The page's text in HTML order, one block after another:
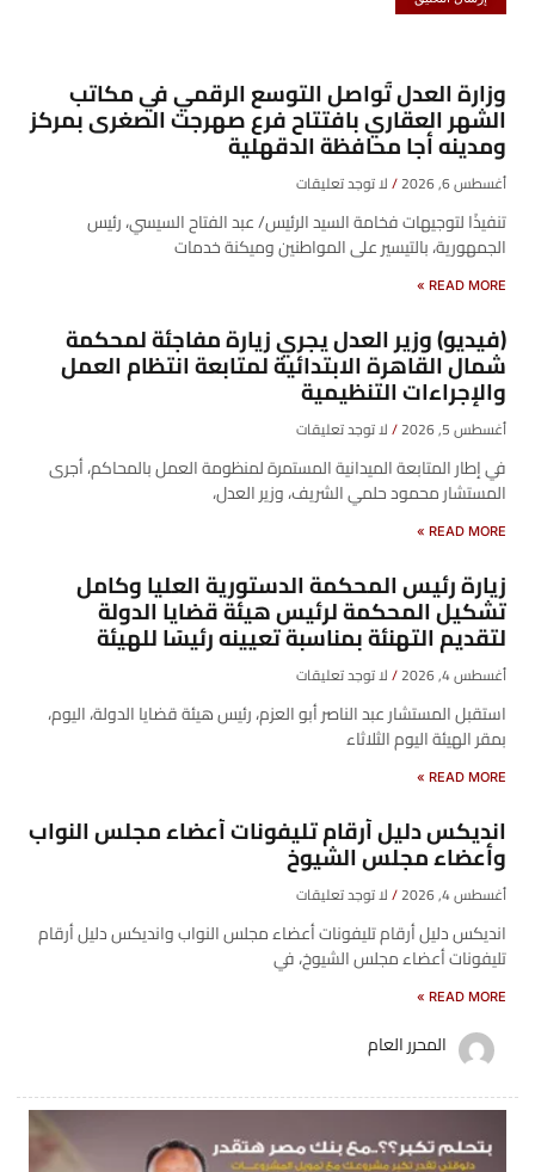
وزارة العدل تُواصل التوسع الرقمي في مكاتب
الشهر العقاري بافتتاح فرع صهرجت الصغرى بمركز
ومدينه أجا محافظة الدقهلية
أغسطس 6, 2026 لا توجد تعليقات
تنفيذًا لتوجيهات فخامة السيد الرئيس/ عبد الفتاح السيسي، رئيس
الجمهورية، بالتيسير على المواطنين وميكنة خدمات
READ MORE »
(فيديو) وزير العدل يجري زيارة مفاجئة لمحكمة
شمال القاهرة الابتدائية لمتابعة انتظام العمل
والإجراءات التنظيمية
أغسطس 5, 2026 لا توجد تعليقات
في إطار المتابعة الميدانية المستمرة لمنظومة العمل بالمحاكم، أجرى
المستشار محمود حلمي الشريف، وزير العدل،
READ MORE »
زيارة رئيس المحكمة الدستورية العليا وكامل
تشكيل المحكمة لرئيس هيئة قضايا الدولة
لتقديم التهنئة بمناسبة تعيينه رئيسًا للهيئة
أغسطس 4, 2026 لا توجد تعليقات
​استقبل المستشار عبد الناصر أبو العزم، رئيس هيئة قضايا الدولة، اليوم،
بمقر الهيئة اليوم الثلاثاء
READ MORE »
انديكس دليل أرقام تليفونات أعضاء مجلس النواب
وأعضاء مجلس الشيوخ
أغسطس 4, 2026 لا توجد تعليقات
انديكس دليل أرقام تليفونات أعضاء مجلس النواب وانديكس دليل أرقام
تليفونات أعضاء مجلس الشيوخ، في
READ MORE »
المحرر العام